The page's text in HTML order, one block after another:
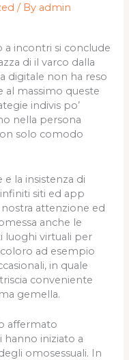
/ By admin
a incontri si conclude
di il varco dalla
digitale non ha reso
al massimo queste
indivis po’
nella persona
solo comodo
la insistenza di
siti ed app
attenzione ed
anche le
luoghi virtuali per
ad esempio
in quale
conveniente
gemella.
affermato
hanno iniziato a
omosessuali. In